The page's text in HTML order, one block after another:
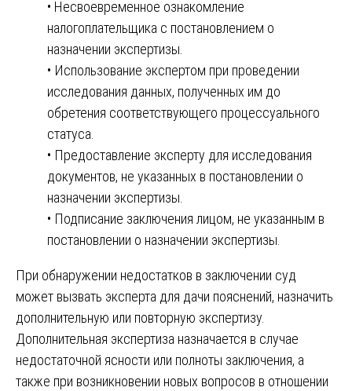
• Несвоевременное ознакомление
налогоплательщика с постановлением о
назначении экспертизы.
• Использование экспертом при проведении
исследования данных, полученных им до
обретения соответствующего процессуального
статуса.
• Предоставление эксперту для исследования
документов, не указанных в постановлении о
назначении экспертизы.
• Подписание заключения лицом, не указанным в
постановлении о назначении экспертизы.
При обнаружении недостатков в заключении суд
может вызвать эксперта для дачи пояснений, назначить
дополнительную или повторную экспертизу.
Дополнительная экспертиза назначается в случае
недостаточной ясности или полноты заключения, а
также при возникновении новых вопросов в отношении